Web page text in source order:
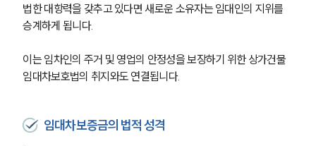
법한 대항력을 갖추고 있다면 새로운 소유자는 임대인의 지위를
승계하게 됩니다.
이는 임차인의 주거 및 영업의 안정성을 보장하기 위한 상가건물
임대차보호법의 취지와도 연결됩니다.
임대차보증금의 법적 성격